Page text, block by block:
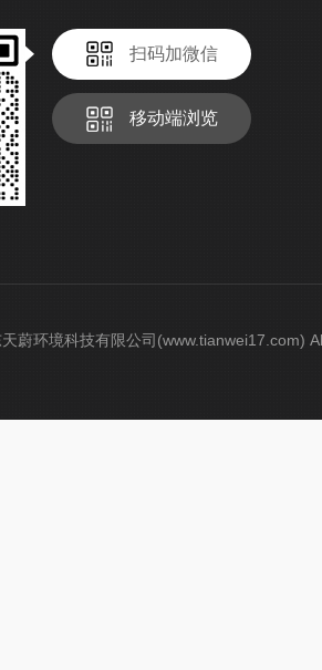
扫码加微信
移动端浏览
蔚环境科技有限公司(www.tianwei17.com)